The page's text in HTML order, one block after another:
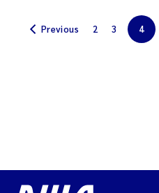
Camilla H C Hagman
Dag Øystein Hjermann
Previous 2 3 4